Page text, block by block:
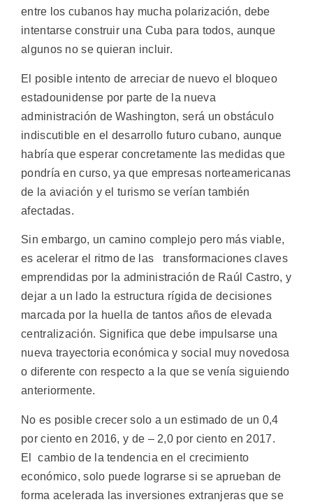
entre los cubanos hay mucha polarización, debe
intentarse construir una Cuba para todos, aunque
algunos no se quieran incluir.
El posible intento de arreciar de nuevo el bloqueo
estadounidense por parte de la nueva
administración de Washington, será un obstáculo
indiscutible en el desarrollo futuro cubano, aunque
habría que esperar concretamente las medidas que
pondría en curso, ya que empresas norteamericanas
de la aviación y el turismo se verían también
afectadas.
Sin embargo, un camino complejo pero más viable,
es acelerar el ritmo de las transformaciones claves
emprendidas por la administración de Raúl Castro, y
dejar a un lado la estructura rígida de decisiones
marcada por la huella de tantos años de elevada
centralización. Significa que debe impulsarse una
nueva trayectoria económica y social muy novedosa
o diferente con respecto a la que se venía siguiendo
anteriormente.
No es posible crecer solo a un estimado de un 0,4
por ciento en 2016, y de – 2,0 por ciento en 2017.
El cambio de la tendencia en el crecimiento
económico, solo puede lograrse si se aprueban de
forma acelerada las inversiones extranjeras que se